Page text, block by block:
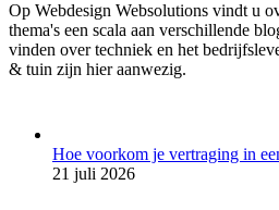
Op Webdesign Websolutions vindt u
thema's een scala aan verschillende
vinden over techniek en het
& tuin zijn hier aanwezig.
Hoe voorkom je vertraging in
21 juli 2026